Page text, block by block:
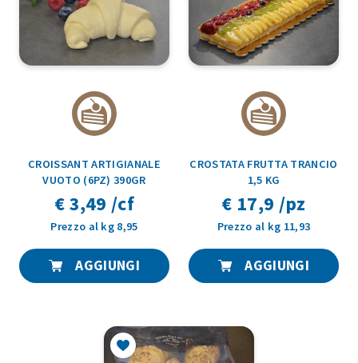
CROISSANT ARTIGIANALE
VUOTO (6PZ) 390GR
€ 3,49 /cf
Prezzo al kg 8,95
AGGIUNGI
CROSTATA FRUTTA TRANCIO
1,5 KG
€ 17,9 /pz
Prezzo al kg 11,93
AGGIUNGI